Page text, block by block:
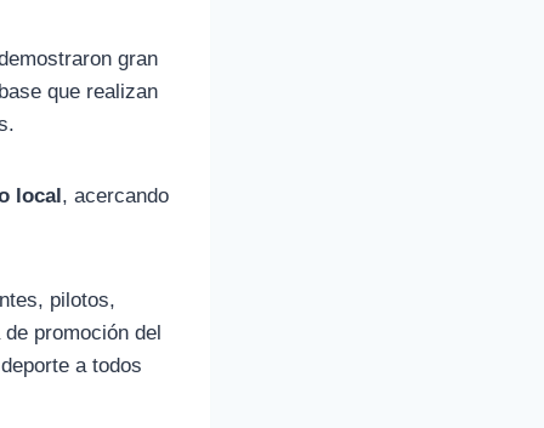
gran
que realizan
local, acercando
pilotos,
promoción del
a todos